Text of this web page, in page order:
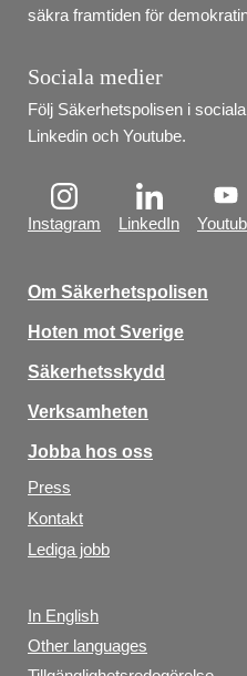
säkra framtiden för
Sociala medier
Följ Säkerhetspolisen i
Linkedin och Youtube.
Instagram LinkedIn
Om Säkerhetspolisen
Hoten mot Sverige
Säkerhetsskydd
Verksamheten
Jobba hos oss
Press
Kontakt
Lediga jobb
In English
Other languages